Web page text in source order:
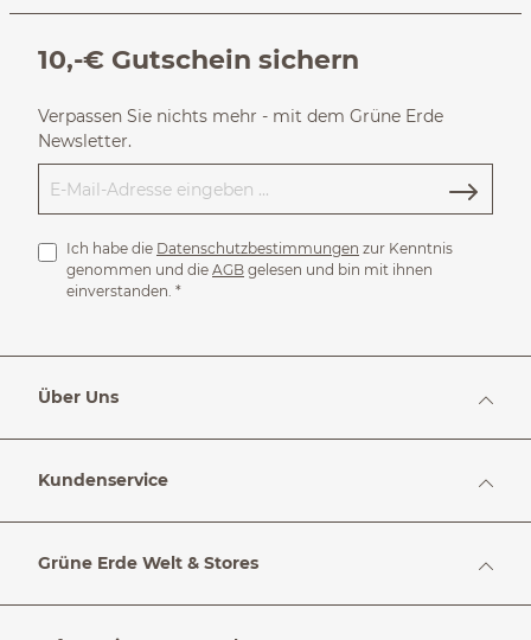
10,-€ Gutschein sichern
Verpassen Sie nichts mehr - mit dem Grüne Erde
Newsletter.
Ich habe die Datenschutzbestimmungen zur Kenntnis
genommen und die AGB gelesen und bin mit ihnen
einverstanden. *
Über Uns
Kundenservice
Grüne Erde Welt & Stores